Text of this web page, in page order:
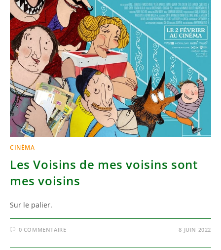
CINÉMA
Les Voisins de mes voisins sont
mes voisins
Sur le palier.
0 COMMENTAIRE 8 JUIN 2022